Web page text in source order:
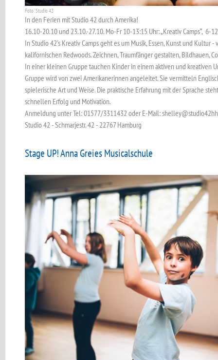
Foto: Studio 42
In den Ferien mit Studio 42 durch Amerika!
16.10-20.10 und 23.10.-27.10. Mo-Fr 10-13:15 Uhr: „Kreativ Camps“, 6-
In Studio 42's Kreativ Camps geht es um Musik, Essen, Kunst und Kultur -
kalifornischen Redwoods. Zeichnen, Traumfänger gestalten, Bildhauen,
In einer kleinen Gruppe tauchen Kinder in einem aktiven und kreativen
Gruppe wird von zwei Amerikanerinnen angeleitet. Sie vermitteln
spielerische Art und Weise. Die praktische Erfahrung mit der Sprache
schnellen Erfolg und Motivation.
Anmeldung unter Tel: 01577/3311432 oder E-Mail:
Studio 42 - Schmarjestr. 42 - 22767 Hamburg
Stage UP! Anna Greies Musicalschule